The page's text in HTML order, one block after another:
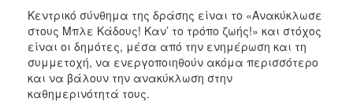
Κεντρικό σύνθημα της δράσης είναι το «Ανακύκλωσε
στους Μπλε Κάδους! Καν’ το τρόπο ζωής!» και στόχος
είναι οι δημότες, μέσα από την ενημέρωση και τη
συμμετοχή, να ενεργοποιηθούν ακόμα περισσότερο
και να βάλουν την ανακύκλωση στην
καθημερινότητά τους.